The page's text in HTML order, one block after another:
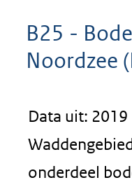
B25 -
Noordzee
Data uit:
onderdeel